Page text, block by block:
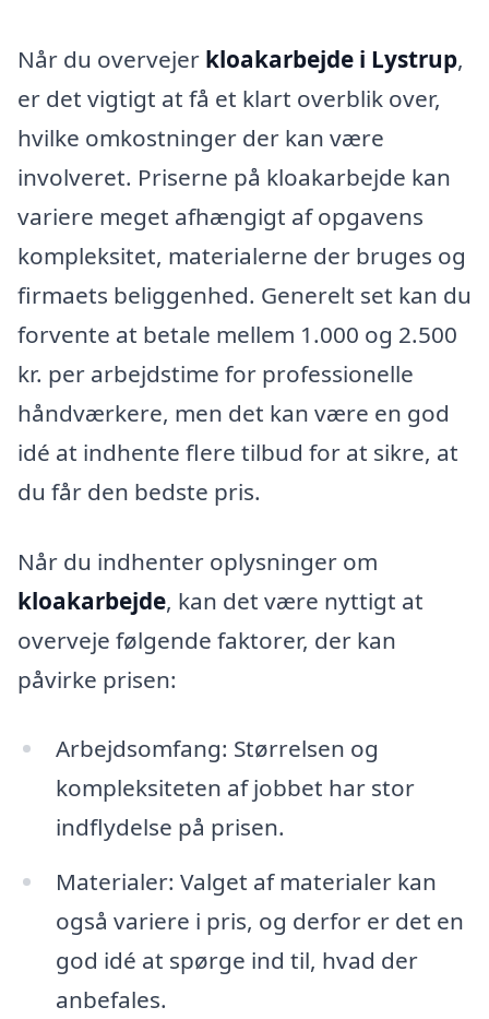
Når du overvejer kloakarbejde i Lystrup,
er det vigtigt at få et klart overblik over,
hvilke omkostninger der kan være
involveret. Priserne på kloakarbejde kan
variere meget afhængigt af opgavens
kompleksitet, materialerne der bruges og
firmaets beliggenhed. Generelt set kan du
forvente at betale mellem 1.000 og 2.500
kr. per arbejdstime for professionelle
håndværkere, men det kan være en god
idé at indhente flere tilbud for at sikre, at
du får den bedste pris.
Når du indhenter oplysninger om
kloakarbejde, kan det være nyttigt at
overveje følgende faktorer, der kan
påvirke prisen:
Arbejdsomfang: Størrelsen og
kompleksiteten af jobbet har stor
indflydelse på prisen.
Materialer: Valget af materialer kan
også variere i pris, og derfor er det en
god idé at spørge ind til, hvad der
anbefales.